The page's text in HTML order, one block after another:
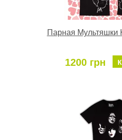
Парная Мультяшки
1200 грн